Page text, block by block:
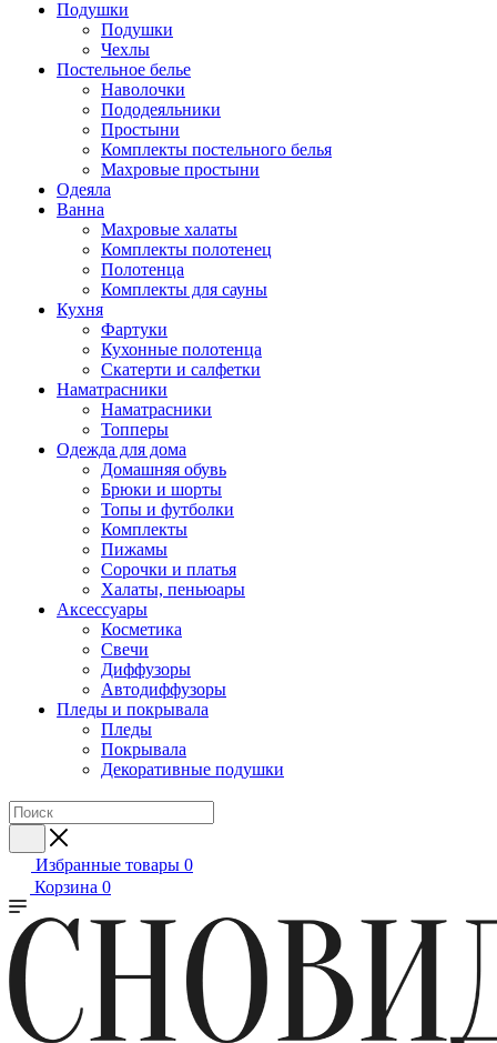
Подушки
Подушки
Чехлы
Постельное белье
Наволочки
Пододеяльники
Простыни
Комплекты постельного белья
Махровые простыни
Одеяла
Ванна
Махровые халаты
Комплекты полотенец
Полотенца
Комплекты для сауны
Кухня
Фартуки
Кухонные полотенца
Скатерти и салфетки
Наматрасники
Наматрасники
Топперы
Одежда для дома
Домашняя обувь
Брюки и шорты
Топы и футболки
Комплекты
Пижамы
Сорочки и платья
Халаты, пеньюары
Аксессуары
Косметика
Свечи
Диффузоры
Автодиффузоры
Пледы и покрывала
Пледы
Покрывала
Декоративные подушки
Избранные товары 0
Корзина 0